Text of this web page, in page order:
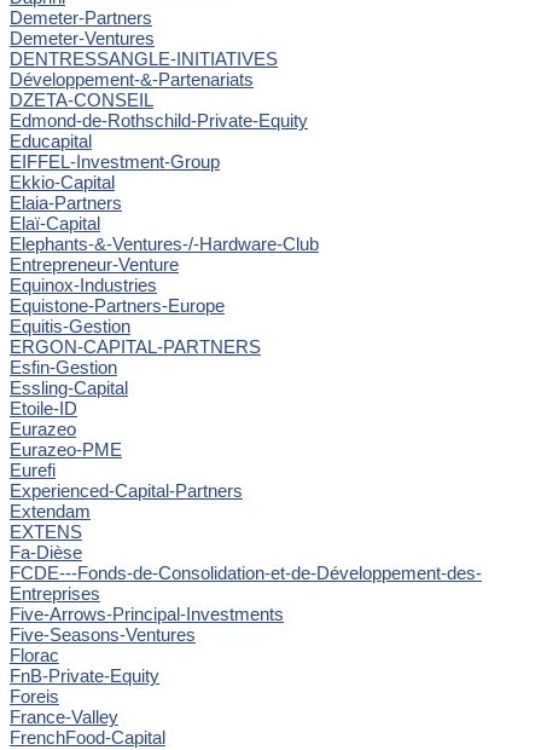
Demeter-Partners
Demeter-Ventures
DENTRESSANGLE-INITIATIVES
Développement-&-Partenariats
DZETA-CONSEIL
Edmond-de-Rothschild-Private-Equity
Educapital
EIFFEL-Investment-Group
Ekkio-Capital
Elaia-Partners
Elaï-Capital
Elephants-&-Ventures-/-Hardware-Club
Entrepreneur-Venture
Equinox-Industries
Equistone-Partners-Europe
Equitis-Gestion
ERGON-CAPITAL-PARTNERS
Esfin-Gestion
Essling-Capital
Etoile-ID
Eurazeo
Eurazeo-PME
Eurefi
Experienced-Capital-Partners
Extendam
EXTENS
Fa-Dièse
FCDE---Fonds-de-Consolidation-et-de-Développement-des-
Entreprises
Five-Arrows-Principal-Investments
Five-Seasons-Ventures
Florac
FnB-Private-Equity
Foreis
France-Valley
FrenchFood-Capital